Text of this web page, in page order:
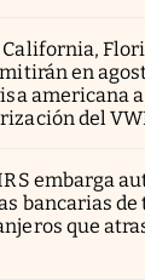
en
americana
del
embarga
bancarias de
que